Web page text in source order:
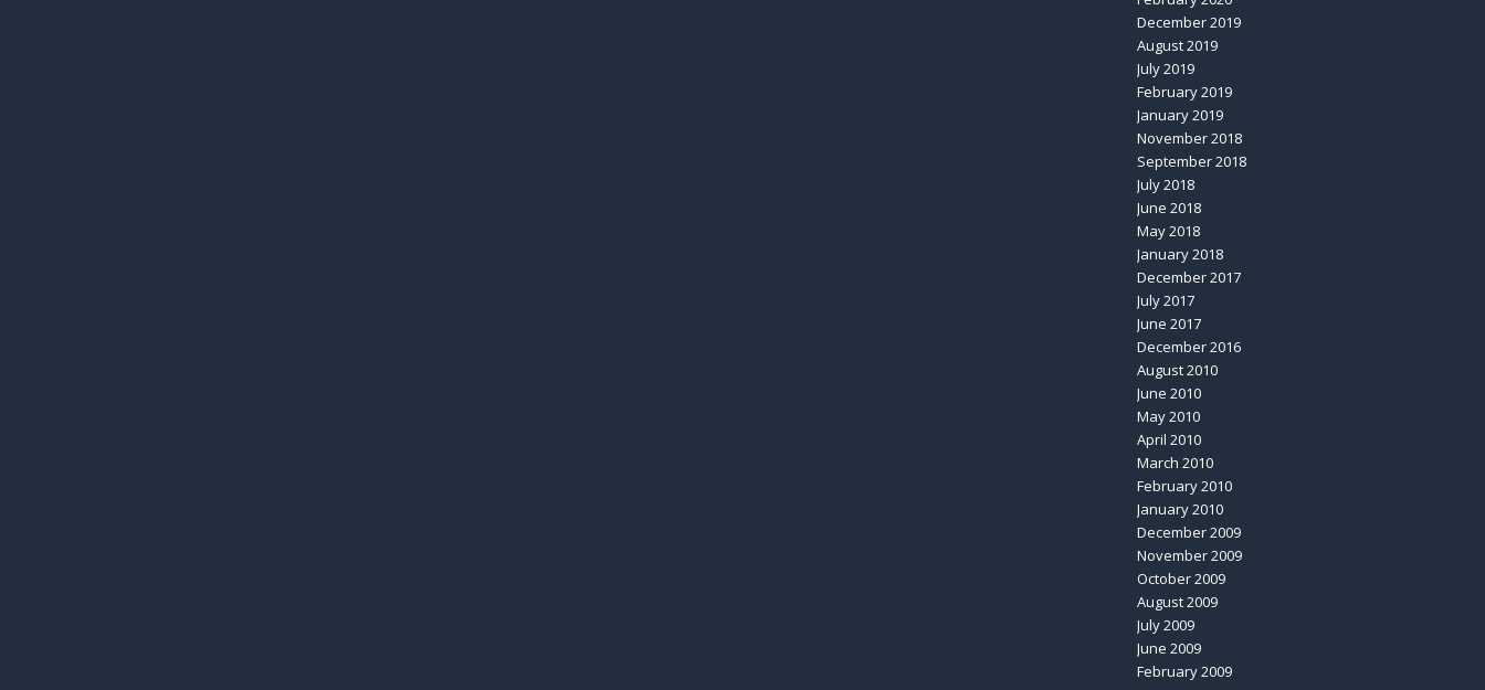
December 2019
August 2019
July 2019
February 2019
January 2019
November 2018
September 2018
July 2018
June 2018
May 2018
January 2018
December 2017
July 2017
June 2017
December 2016
August 2010
June 2010
May 2010
April 2010
March 2010
February 2010
January 2010
December 2009
November 2009
October 2009
August 2009
July 2009
June 2009
February 2009